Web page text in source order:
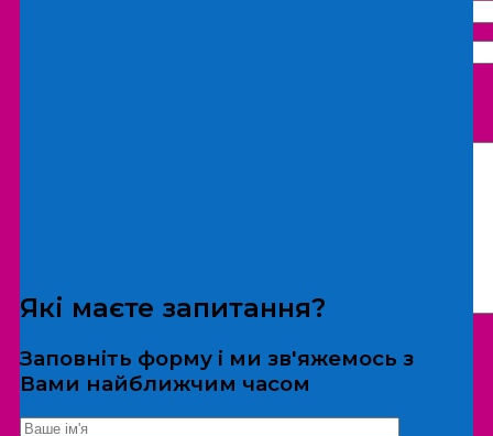
*Дані не передаються третім особам
Які маєте запитання?
Заповніть форму і ми зв'яжемось з
Вами найближчим часом